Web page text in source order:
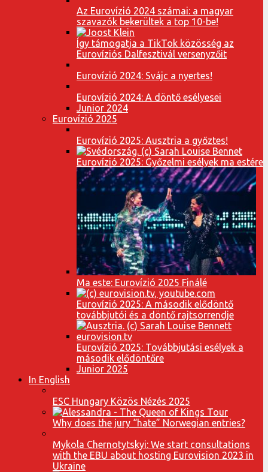
Az Eurovízió 2024 számai: a magyar
szavazók bekerültek a top 10-be!
Így támogatja a TikTok közösség az
Eurovíziós Dalfesztivál versenyzőit
Eurovízió 2024: Svájc a nyertes!
Eurovízió 2024: A döntő esélyesei
Junior 2024
Eurovízió 2025
Eurovízió 2025: Ausztria a győztes!
Eurovízió 2025: Győzelmi esélyek ma estére
Ma este: Eurovízió 2025 Finálé
Eurovízió 2025: A második elődöntő
továbbjutói és a döntő rajtsorrendje
Eurovízió 2025: Továbbjutási esélyek a
második elődöntőre
Junior 2025
In English
ESC Hungary Közös Nézés 2025
Why does the jury “hate” Norwegian entries?
Mykola Chernotytskyi: We start consultations
with the EBU about hosting Eurovision 2023 in
Ukraine